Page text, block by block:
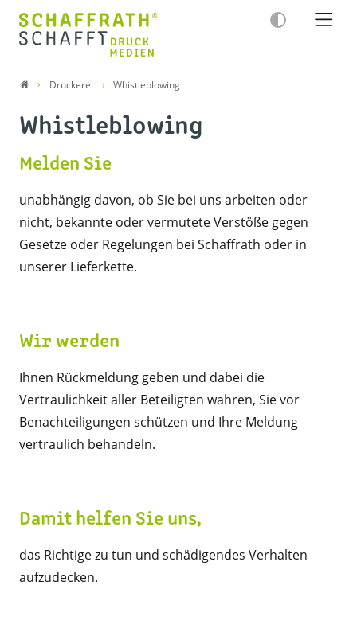
Druckerei Whistleblowing
Whistleblowing
Melden Sie
unabhängig davon, ob Sie bei uns arbeiten oder
nicht, bekannte oder vermutete Verstöße gegen
Gesetze oder Regelungen bei Schaffrath oder in
unserer Lieferkette.
Wir werden
Ihnen Rückmeldung geben und dabei die
Vertraulichkeit aller Beteiligten wahren, Sie vor
Benachteiligungen schützen und Ihre Meldung
vertraulich behandeln.
Damit helfen Sie uns,
das Richtige zu tun und schädigendes Verhalten
aufzudecken.